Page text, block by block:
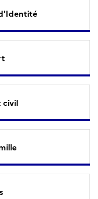
civil